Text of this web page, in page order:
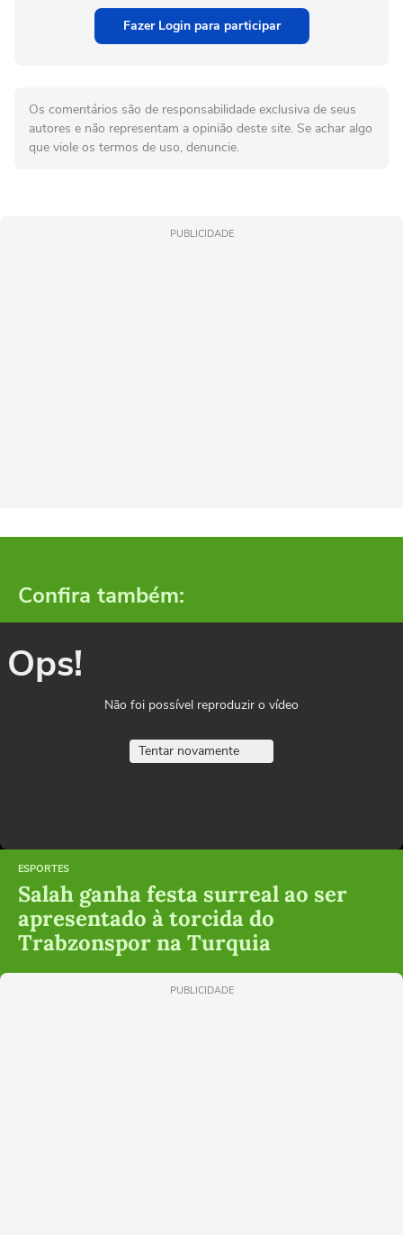
Fazer Login para participar
Os comentários são de responsabilidade exclusiva de seus
autores e não representam a opinião deste site. Se achar algo
que viole os termos de uso, denuncie.
PUBLICIDADE
Confira também:
Ops!
Não foi possível reproduzir o vídeo
Tentar novamente
ESPORTES
Salah ganha festa surreal ao ser
apresentado à torcida do
Trabzonspor na Turquia
PUBLICIDADE